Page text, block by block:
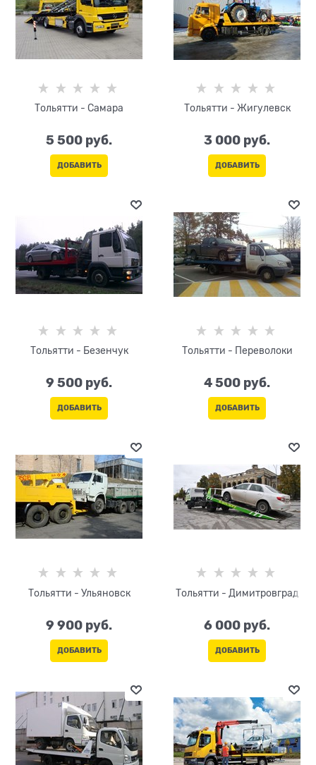
Тольятти - Самара
5 500 руб.
ДОБАВИТЬ
Тольятти - Жигулевск
3 000 руб.
ДОБАВИТЬ
Тольятти - Безенчук
9 500 руб.
ДОБАВИТЬ
Тольятти - Переволоки
4 500 руб.
ДОБАВИТЬ
Тольятти - Ульяновск
9 900 руб.
ДОБАВИТЬ
Тольятти - Димитровград
6 000 руб.
ДОБАВИТЬ